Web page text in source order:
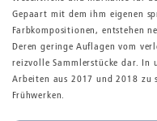
Gepaart mit dem ihm eigenen
Farbkompositionen, entstehen
Deren geringe Auflagen vom
reizvolle Sammlerstücke dar. In
Arbeiten aus 2017 und 2018 zu
Frühwerken.